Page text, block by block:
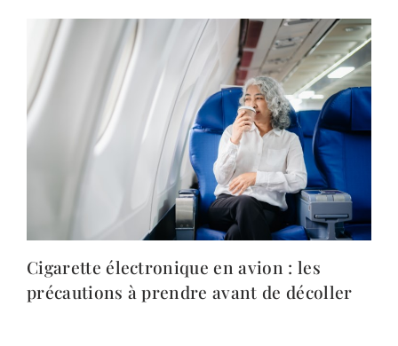
Cigarette électronique en avion : les
précautions à prendre avant de décoller